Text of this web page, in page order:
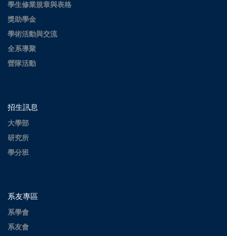
學生修業規章與表格
獎助學金
學術活動與交流
全系導聚
營隊活動
招生訊息
大學部
研究所
學分班
系友專區
系學會
系友會